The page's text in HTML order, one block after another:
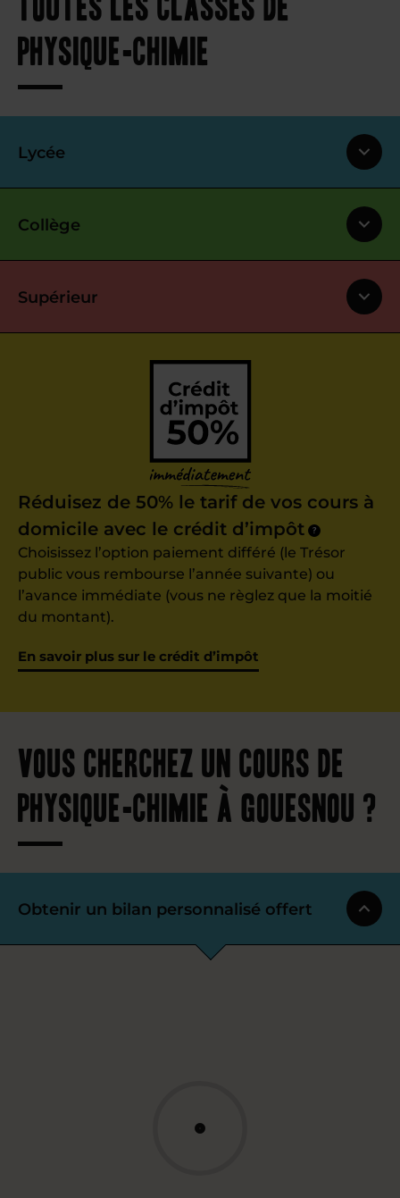
physique-chimie
Lycée
Collège
Supérieur
Réduisez de 50% le tarif de vos cours à
domicile avec le crédit d’impôt
?
Choisissez l’option paiement différé (le Trésor
public vous rembourse l’année suivante) ou
l’avance immédiate (vous ne règlez que la moitié
du montant).
En savoir plus sur le crédit d’impôt
Vous cherchez un cours de
physique-chimie à Gouesnou ?
Obtenir un bilan personnalisé offert